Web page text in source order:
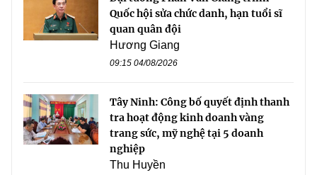
Quốc hội sửa chức danh, hạn tuổi sĩ
quan quân đội
Hương Giang
09:15 04/08/2026
Tây Ninh: Công bố quyết định thanh
tra hoạt động kinh doanh vàng
trang sức, mỹ nghệ tại 5 doanh
nghiệp
Thu Huyền